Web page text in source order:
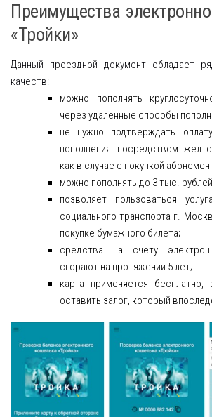
Преимущества
«Тройки»
Данный проездной документ обладает
качеств:
можно пополнять
через удаленные способы
не нужно подтверждать
пополнения посредством
как в случае с покупкой
можно пополнять до 3 тыс.
позволяет пользоваться
социального транспорта г.
покупке бумажного билета;
средства на счету
сгорают на протяжении 5 лет;
карта применяется
оставить залог, который